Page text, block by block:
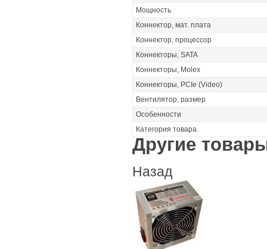
Мощность
Коннектор, мат. плата
Коннектор, процессор
Коннекторы, SATA
Коннекторы, Molex
Коннекторы, PCIe (Video)
Вентилятор, размер
Особенности
Категория товара
Другие
Назад